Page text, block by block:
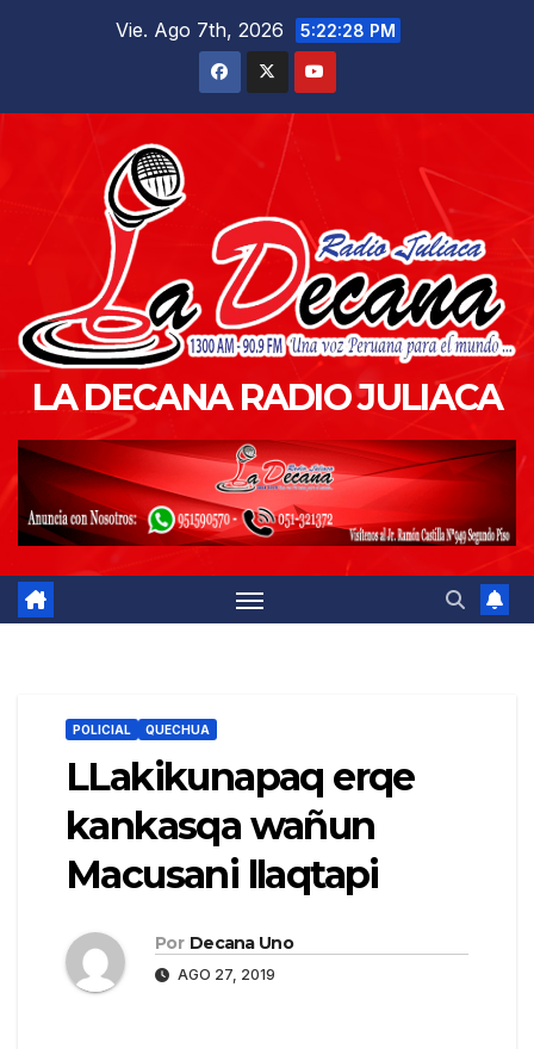
Vie. Ago 7th, 2026 5:22:29 PM
LA DECANA RADIO JULIACA
POLICIAL QUECHUA
LLakikunapaq erqe
kankasqa wañun
Macusani llaqtapi
Por Decana Uno
AGO 27, 2019